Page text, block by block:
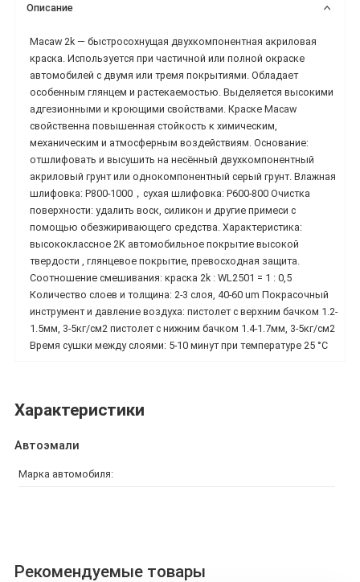
Описание
Macaw 2k — быстросохнущая двухкомпонентная акриловая
краска. Используется при частичной или полной окраске
автомобилей с двумя или тремя покрытиями. Обладает
особенным глянцем и растекаемостью. Выделяется высокими
адгезионными и кроющими свойствами. Краске Macaw
свойственна повышенная стойкость к химическим,
механическим и атмосферным воздействиям. Основание:
отшлифовать и высушить на несённый двухкомпонентный
акриловый грунт или однокомпонентный серый грунт. Влажная
шлифовка: P800-1000，сухая шлифовка: P600-800 Очистка
поверхности: удалить воск, силикон и другие примеси с
помощью обезжиривающего средства. Характеристика:
высококлассное 2K автомобильное покрытие высокой
твердости , глянцевое покрытие, превосходная защита.
Соотношение смешивания: краска 2k : WL2501 = 1 : 0,5
Количество слоев и толщина: 2-3 слоя, 40-60 um Покрасочный
инструмент и давление воздуха: пистолет с верхним бачком 1.2-
1.5мм, 3-5кг/см2 пистолет с нижним бачком 1.4-1.7мм, 3-5кг/см2
Время сушки между слоями: 5-10 минут при температуре 25 °C
Характеристики
Автоэмали
Марка автомобиля:
Рекомендуемые товары